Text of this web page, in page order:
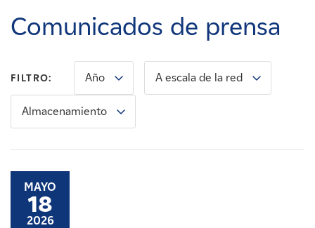
Carreras
Noticias
Contacte con
Comunicados de prensa
FILTRO: Año A escala de la red
Almacenamiento
MAYO
18
2026